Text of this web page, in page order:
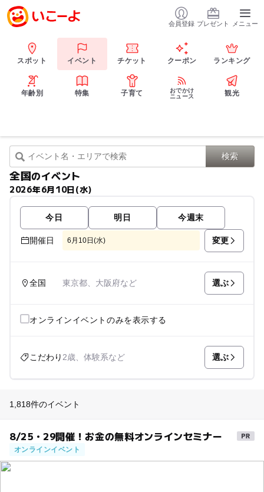
会員登録 プレゼント メニュー
スポット イベント チケット クーポン ランキング
年齢別 特集 子育て
おでかけ
ニュース
観光
全国のイベント
2026年6月10日(水)
今日 明日 今週末
開催日 6月10日(水) 変更
全国 東京都、大阪府など 選ぶ
オンラインイベントのみを表示する
こだわり2歳、体験系など 選ぶ
1,818件のイベント
8/25・29開催！お金の無料オンラインセミナー
オンラインイベント